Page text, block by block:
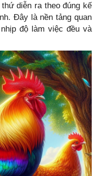
diễn ra theo đúng kế
Đây là nền tảng quan
độ làm việc đều và